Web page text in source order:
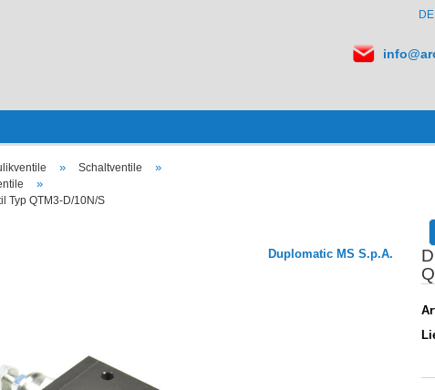
DE
» Schaltventile »
»
Typ QTM3-D/10N/S
Duplomatic MS S.p.A.